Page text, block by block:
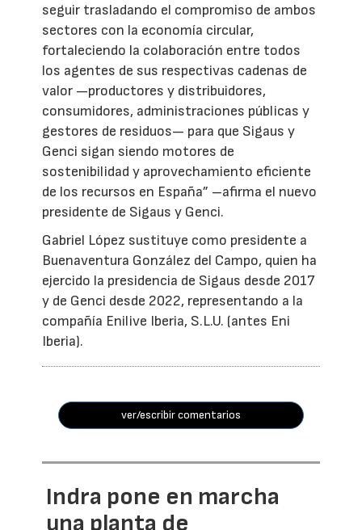
seguir trasladando el compromiso de ambos
sectores con la economía circular,
fortaleciendo la colaboración entre todos
los agentes de sus respectivas cadenas de
valor —productores y distribuidores,
consumidores, administraciones públicas y
gestores de residuos— para que Sigaus y
Genci sigan siendo motores de
sostenibilidad y aprovechamiento eficiente
de los recursos en España” –afirma el nuevo
presidente de Sigaus y Genci.
Gabriel López sustituye como presidente a
Buenaventura González del Campo, quien ha
ejercido la presidencia de Sigaus desde 2017
y de Genci desde 2022, representando a la
compañía Enilive Iberia, S.L.U. (antes Eni
Iberia).
ver/escribir comentarios
Indra pone en marcha
una planta de